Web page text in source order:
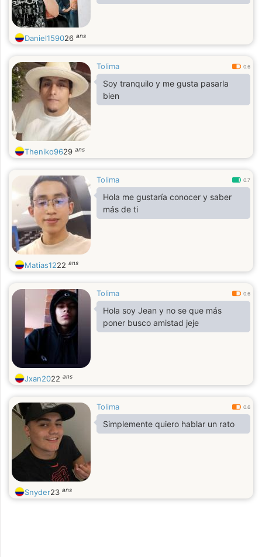
Daniel159026 ans
Tolima 0.6
Soy tranquilo y me gusta pasarla
bien
Theniko9629 ans
Tolima 0.7
Hola me gustaría conocer y saber
más de ti
Matias1222 ans
Tolima 0.6
Hola soy Jean y no se que más
poner busco amistad jeje
Jxan2022 ans
Tolima 0.6
Simplemente quiero hablar un rato
Snyder23 ans